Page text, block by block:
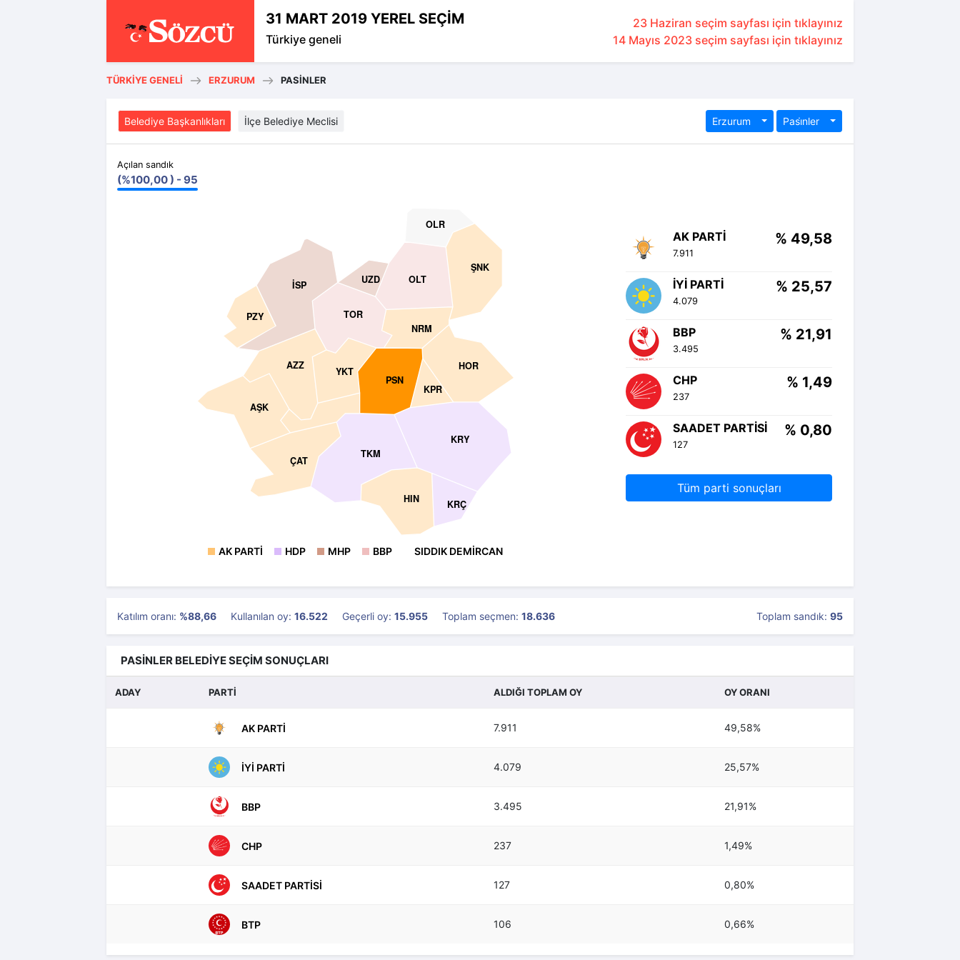
31 MART 2019 YEREL SEÇİM
Türkiye geneli
23 Haziran seçim sayfası için tıklayınız
14 Mayıs 2023 seçim sayfası için tıklayınız
TÜRKIYE GENELI ERZURUM PASİNLER
Belediye Başkanlıkları İlçe Belediye Meclisi Erzurum Pasi̇nler
Açılan sandık
(%100,00 ) - 95
AŞK
ÇAT
HIN
HOR
İSP
KRY
NRM
OLT
OLR
PSN
ŞNK
TKM
TOR
KRÇ
UZD
PZY
AZZ
KPR
YKT
AK PARTI HDP MHP BBP SIDDIK DEMİRCAN
AK PARTI % 49,58
7.911
İYI PARTI % 25,57
4.079
BBP % 21,91
3.495
CHP % 1,49
237
SAADET PARTISI % 0,80
127
Tüm parti sonuçları
Katılım oranı: %88,66 Kullanılan oy: 16.522 Geçerli oy: 15.955 Toplam seçmen: 18.636 Toplam sandık: 95
PASİNLER BELEDİYE SEÇİM SONUÇLARI
ADAY PARTİ ALDIĞI TOPLAM OY OY ORANI
AK PARTI 7.911 49,58%
İYI PARTI 4.079 25,57%
BBP 3.495 21,91%
CHP 237 1,49%
SAADET PARTISI 127 0,80%
BTP 106 0,66%